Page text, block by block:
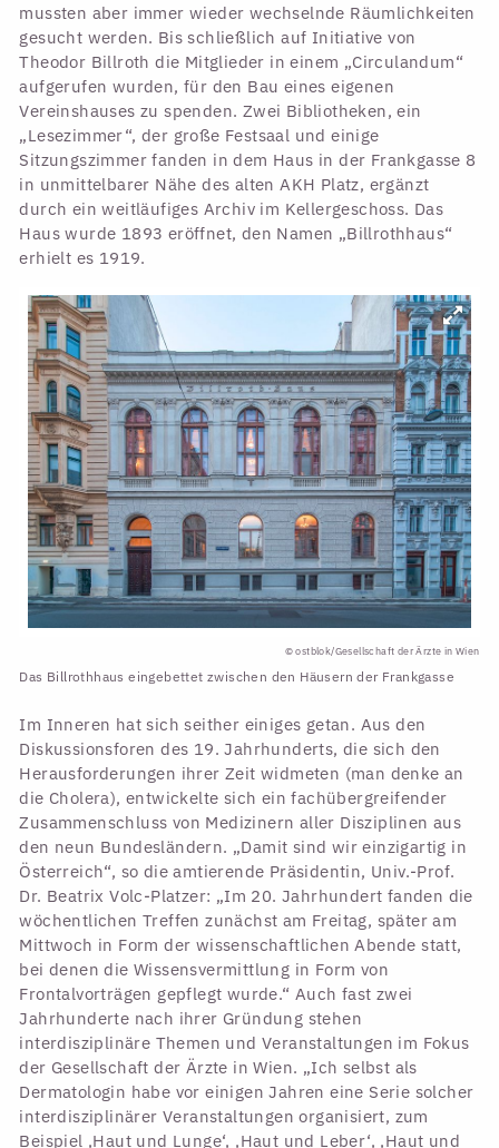
mussten aber immer wieder wechselnde Räumlichkeiten
gesucht werden. Bis schließlich auf Initiative von
Theodor Billroth die Mitglieder in einem „Circulandum“
aufgerufen wurden, für den Bau eines eigenen
Vereinshauses zu spenden. Zwei Bibliotheken, ein
„Lesezimmer“, der große Festsaal und einige
Sitzungszimmer fanden in dem Haus in der Frankgasse 8
in unmittelbarer Nähe des alten AKH Platz, ergänzt
durch ein weitläufiges Archiv im Kellergeschoss. Das
Haus wurde 1893 eröffnet, den Namen „Billrothhaus“
erhielt es 1919.
© ostblok/Gesellschaft der Ärzte in Wien
Das Billrothhaus eingebettet zwischen den Häusern der Frankgasse
Im Inneren hat sich seither einiges getan. Aus den
Diskussionsforen des 19. Jahrhunderts, die sich den
Herausforderungen ihrer Zeit widmeten (man denke an
die Cholera), entwickelte sich ein fachübergreifender
Zusammenschluss von Medizinern aller Disziplinen aus
den neun Bundesländern. „Damit sind wir einzigartig in
Österreich“, so die amtierende Präsidentin, Univ.-Prof.
Dr. Beatrix Volc-Platzer: „Im 20. Jahrhundert fanden die
wöchentlichen Treffen zunächst am Freitag, später am
Mittwoch in Form der wissenschaftlichen Abende statt,
bei denen die Wissensvermittlung in Form von
Frontalvorträgen gepflegt wurde.“ Auch fast zwei
Jahrhunderte nach ihrer Gründung stehen
interdisziplinäre Themen und Veranstaltungen im Fokus
der Gesellschaft der Ärzte in Wien. „Ich selbst als
Dermatologin habe vor einigen Jahren eine Serie solcher
interdisziplinärer Veranstaltungen organisiert, zum
Beispiel ,Haut und Lunge‘, ,Haut und Leber‘, ,Haut und